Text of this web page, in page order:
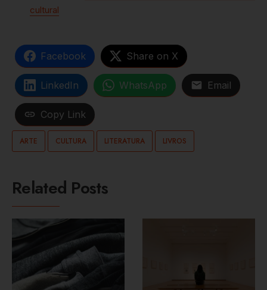
cultural
Facebook Share on X
LinkedIn WhatsApp Email
Copy Link
ARTE CULTURA LITERATURA LIVROS
Related Posts